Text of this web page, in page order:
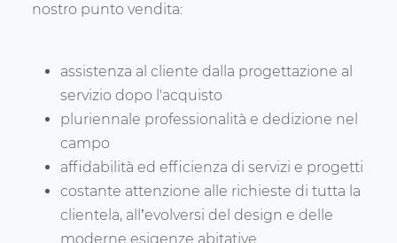
nostro punto vendita:
assistenza al cliente dalla progettazione al
servizio dopo l'acquisto
pluriennale professionalità e dedizione nel
campo
affidabilità ed efficienza di servizi e progetti
costante attenzione alle richieste di tutta la
clientela, all’evolversi del design e delle
moderne esigenze abitative